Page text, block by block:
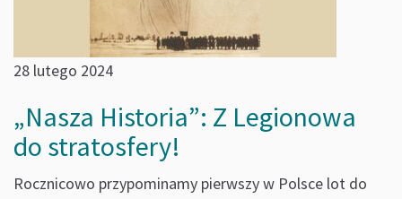
28 lutego 2024
„Nasza Historia”: Z Legionowa
do stratosfery!
Rocznicowo przypominamy pierwszy w Polsce lot do